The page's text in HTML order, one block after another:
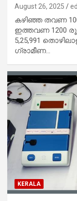
August 26, 2025
കഴിഞ്ഞ തവണ
ഇത്തവണ 1200
5,25,991
ഗ്രാമീണ…
KERALA